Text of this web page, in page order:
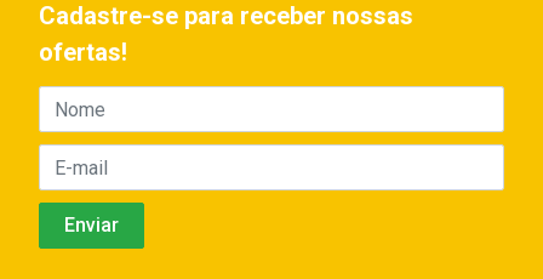
Cadastre-se para receber nossas
ofertas!